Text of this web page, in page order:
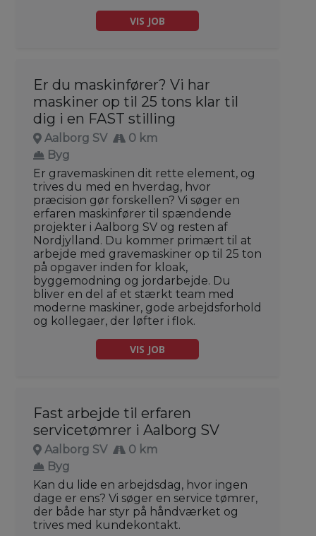
VIS JOB
Er du maskinfører? Vi har
maskiner op til 25 tons klar til
dig i en FAST stilling
Aalborg SV
0 km
Byg
Er gravemaskinen dit rette element, og
trives du med en hverdag, hvor
præcision gør forskellen? Vi søger en
erfaren maskinfører til spændende
projekter i Aalborg SV og resten af
Nordjylland. Du kommer primært til at
arbejde med gravemaskiner op til 25 ton
på opgaver inden for kloak,
byggemodning og jordarbejde. Du
bliver en del af et stærkt team med
moderne maskiner, gode arbejdsforhold
og kollegaer, der løfter i flok.
VIS JOB
Fast arbejde til erfaren
servicetømrer i Aalborg SV
Aalborg SV
0 km
Byg
Kan du lide en arbejdsdag, hvor ingen
dage er ens? Vi søger en service tømrer,
der både har styr på håndværket og
trives med kundekontakt.